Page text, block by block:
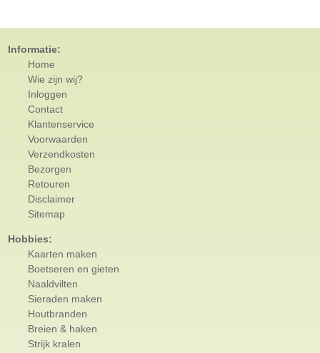
Informatie:
Home
Wie zijn wij?
Inloggen
Contact
Klantenservice
Voorwaarden
Verzendkosten
Bezorgen
Retouren
Disclaimer
Sitemap
Hobbies:
Kaarten maken
Boetseren en gieten
Naaldvilten
Sieraden maken
Houtbranden
Breien & haken
Strijk kralen